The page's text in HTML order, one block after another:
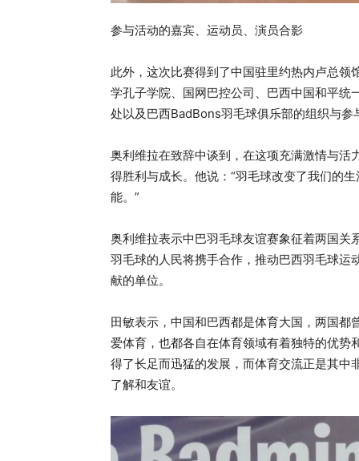
参与活动的嘉宾、运动员、演员合影
此外，这次比赛得到了中国驻里约热内卢总
学孔子学院、国网巴控公司、巴西中国和平
处以及巴西BadBons羽毛球俱乐部的组织与参
奥利维拉在致辞中谈到，在这项充满激情与
得胜利与成长。他说：“羽毛球改变了我们的
能。”
奥利维拉表示中巴羽毛球友谊赛象征着两国
羽毛球的人民将携手合作，推动巴西羽毛球
献的单位。
田敏表示，中国和巴西都是体育大国，两国
爱体育，也都各自在体育领域有着独特的优
得了长足而迅猛的发展，而体育交流正是其
了解和友谊。